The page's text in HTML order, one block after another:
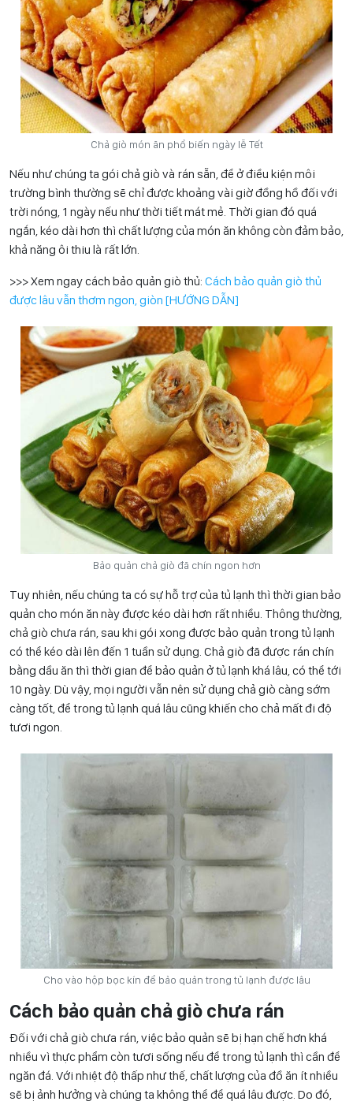
Chả giò món ăn phổ biến ngày lễ Tết
Nếu như chúng ta gói chả giò và rán sẵn, để ở điều kiện môi
trường bình thường sẽ chỉ được khoảng vài giờ đồng hồ đối với
trời nóng, 1 ngày nếu như thời tiết mát mẻ. Thời gian đó quá
ngắn, kéo dài hơn thì chất lượng của món ăn không còn đảm bảo,
khả năng ôi thiu là rất lớn.
>>> Xem ngay cách bảo quản giò thủ: Cách bảo quản giò thủ
được lâu vẫn thơm ngon, giòn [HƯỚNG DẪN]
Bảo quản chả giò đã chín ngon hơn
Tuy nhiên, nếu chúng ta có sự hỗ trợ của tủ lạnh thì thời gian bảo
quản cho món ăn này được kéo dài hơn rất nhiều. Thông thường,
chả giò chưa rán, sau khi gói xong được bảo quản trong tủ lạnh
có thể kéo dài lên đến 1 tuần sử dụng. Chả giò đã được rán chín
bằng dầu ăn thì thời gian để bảo quản ở tủ lạnh khá lâu, có thể tới
10 ngày. Dù vậy, mọi người vẫn nên sử dụng chả giò càng sớm
càng tốt, để trong tủ lạnh quá lâu cũng khiến cho chả mất đi độ
tươi ngon.
Cho vào hộp bọc kín để bảo quản trong tủ lạnh được lâu
Cách bảo quản chả giò chưa rán
Đối với chả giò chưa rán, việc bảo quản sẽ bị hạn chế hơn khá
nhiều vì thực phẩm còn tươi sống nếu để trong tủ lạnh thì cần để
ngăn đá. Với nhiệt độ thấp như thế, chất lượng của đồ ăn ít nhiều
sẽ bị ảnh hưởng và chúng ta không thể để quá lâu được. Do đó,